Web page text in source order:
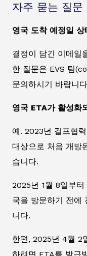
자주 묻는 질문
영국 도착 예정일
결정이 담긴 이메일
한 질문은 EVS 팀
문의하시기 바랍니
영국 ETA가 활성화
예. 2023년 걸프협
대상으로 처음 개방
습니다.
2025년 1월 8일부터
국을 방문하기 전에
니다.
한편, 2025년 4월 2